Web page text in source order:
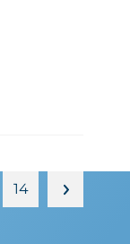
14